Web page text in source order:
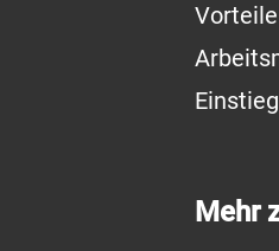
Vorteile
Mehr